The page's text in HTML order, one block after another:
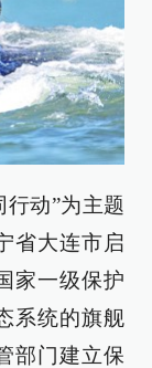
动”为主题
省大连市启
家一级保护
系统的旗舰
部门建立保